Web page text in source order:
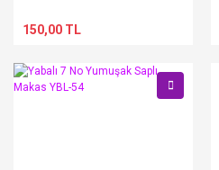
150,00 TL